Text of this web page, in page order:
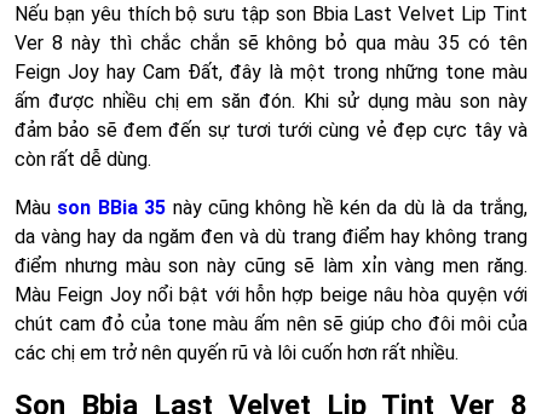
Nếu bạn yêu thích bộ sưu tập son Bbia Last Velvet Lip Tint
Ver 8 này thì chắc chắn sẽ không bỏ qua màu 35 có tên
Feign Joy hay Cam Đất, đây là một trong những tone màu
ấm được nhiều chị em săn đón. Khi sử dụng màu son này
đảm bảo sẽ đem đến sự tươi tưới cùng vẻ đẹp cực tây và
còn rất dễ dùng.
Màu son BBia 35 này cũng không hề kén da dù là da trắng,
da vàng hay da ngăm đen và dù trang điểm hay không trang
điểm nhưng màu son này cũng sẽ làm xỉn vàng men răng.
Màu Feign Joy nổi bật với hỗn hợp beige nâu hòa quyện với
chút cam đỏ của tone màu ấm nên sẽ giúp cho đôi môi của
các chị em trở nên quyến rũ và lôi cuốn hơn rất nhiều.
Son Bbia Last Velvet Lip Tint Ver 8